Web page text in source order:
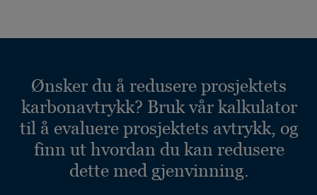
Ønsker du å redusere prosjektets
karbonavtrykk? Bruk vår kalkulator
til å evaluere prosjektets avtrykk, og
finn ut hvordan du kan redusere
dette med gjenvinning.